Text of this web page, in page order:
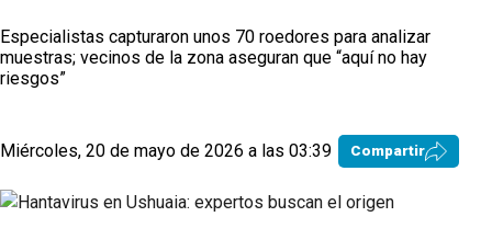
Especialistas capturaron unos 70 roedores para analizar
muestras; vecinos de la zona aseguran que “aquí no hay
riesgos”
Miércoles, 20 de mayo de 2026 a las 03:39 Compartir